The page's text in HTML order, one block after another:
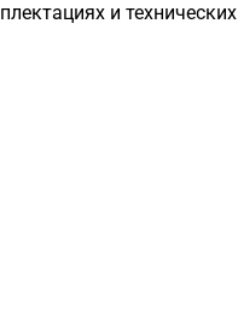
и технических